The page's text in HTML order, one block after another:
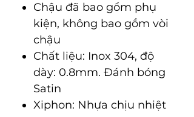
Chậu đã bao gồm phụ
kiện, không bao gồm vòi
chậu
Chất liệu: Inox 304, độ
dày: 0.8mm. Ðánh bóng
Satin
Xiphon: Nhựa chịu nhiệt